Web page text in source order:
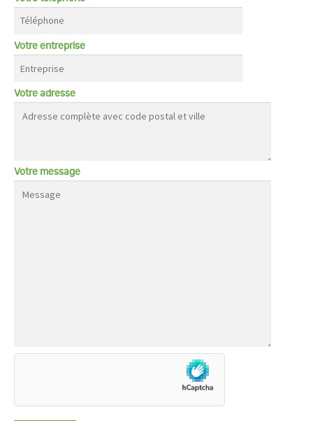
Votre entreprise
Votre adresse
Votre message